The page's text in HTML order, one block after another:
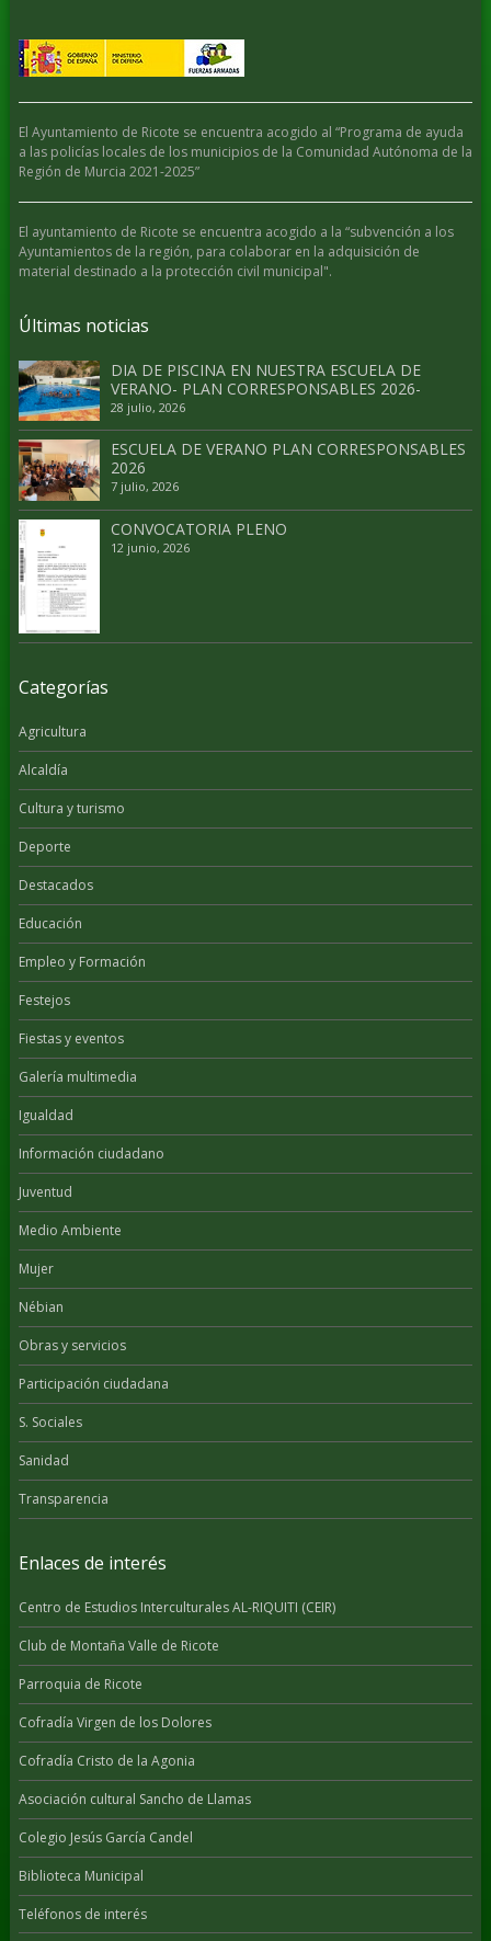
El Ayuntamiento de Ricote se encuentra acogido al “Programa de ayuda
a las policías locales de los municipios de la Comunidad Autónoma de la
Región de Murcia 2021-2025”
El ayuntamiento de Ricote se encuentra acogido a la “subvención a los
Ayuntamientos de la región, para colaborar en la adquisición de
material destinado a la protección civil municipal".
Últimas noticias
DIA DE PISCINA EN NUESTRA ESCUELA DE
VERANO- PLAN CORRESPONSABLES 2026-
28 julio, 2026
ESCUELA DE VERANO PLAN CORRESPONSABLES
2026
7 julio, 2026
CONVOCATORIA PLENO
12 junio, 2026
Categorías
Agricultura
Alcaldía
Cultura y turismo
Deporte
Destacados
Educación
Empleo y Formación
Festejos
Fiestas y eventos
Galería multimedia
Igualdad
Información ciudadano
Juventud
Medio Ambiente
Mujer
Nébian
Obras y servicios
Participación ciudadana
S. Sociales
Sanidad
Transparencia
Enlaces de interés
Centro de Estudios Interculturales AL-RIQUITI (CEIR)
Club de Montaña Valle de Ricote
Parroquia de Ricote
Cofradía Virgen de los Dolores
Cofradía Cristo de la Agonia
Asociación cultural Sancho de Llamas
Colegio Jesús García Candel
Biblioteca Municipal
Teléfonos de interés